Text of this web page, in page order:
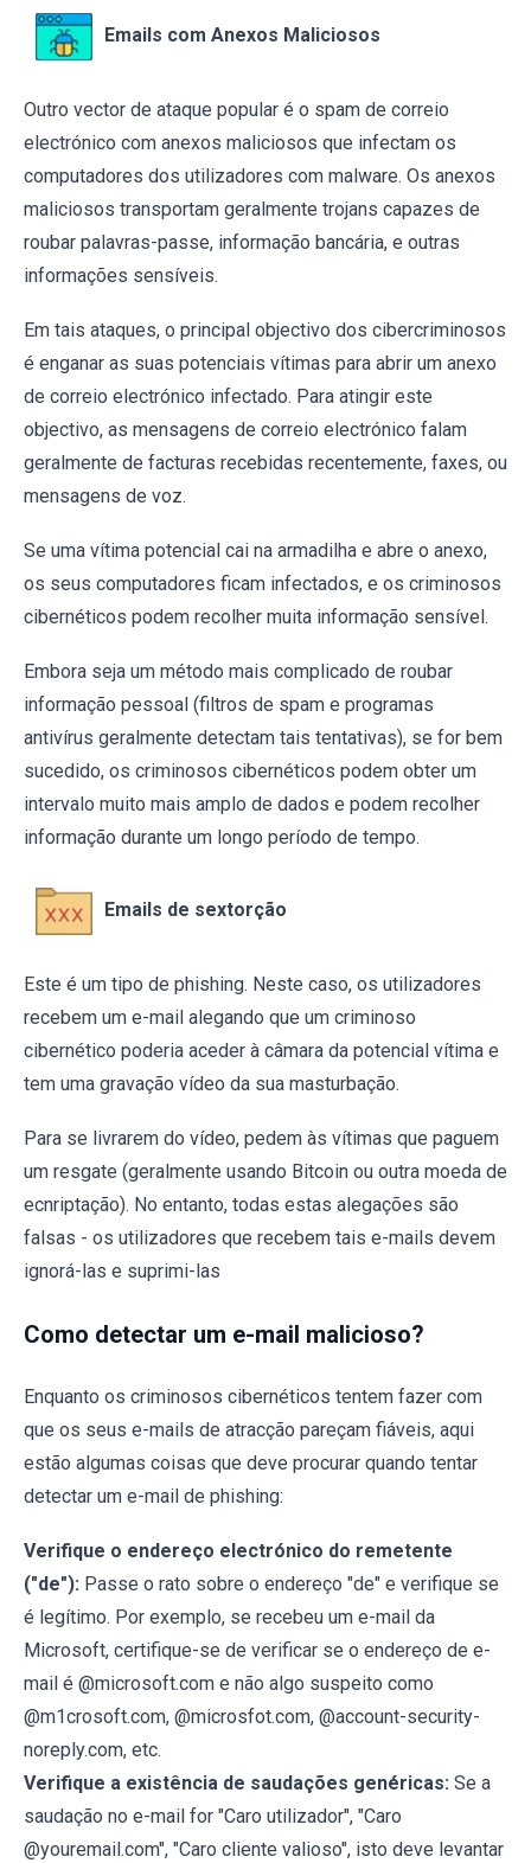
Emails com Anexos Maliciosos
Outro vector de ataque popular é o spam de correio
electrónico com anexos maliciosos que infectam os
computadores dos utilizadores com malware. Os anexos
maliciosos transportam geralmente trojans capazes de
roubar palavras-passe, informação bancária, e outras
informações sensíveis.
Em tais ataques, o principal objectivo dos cibercriminosos
é enganar as suas potenciais vítimas para abrir um anexo
de correio electrónico infectado. Para atingir este
objectivo, as mensagens de correio electrónico falam
geralmente de facturas recebidas recentemente, faxes, ou
mensagens de voz.
Se uma vítima potencial cai na armadilha e abre o anexo,
os seus computadores ficam infectados, e os criminosos
cibernéticos podem recolher muita informação sensível.
Embora seja um método mais complicado de roubar
informação pessoal (filtros de spam e programas
antivírus geralmente detectam tais tentativas), se for bem
sucedido, os criminosos cibernéticos podem obter um
intervalo muito mais amplo de dados e podem recolher
informação durante um longo período de tempo.
Emails de sextorção
Este é um tipo de phishing. Neste caso, os utilizadores
recebem um e-mail alegando que um criminoso
cibernético poderia aceder à câmara da potencial vítima e
tem uma gravação vídeo da sua masturbação.
Para se livrarem do vídeo, pedem às vítimas que paguem
um resgate (geralmente usando Bitcoin ou outra moeda de
ecnriptação). No entanto, todas estas alegações são
falsas - os utilizadores que recebem tais e-mails devem
ignorá-las e suprimi-las
Como detectar um e-mail malicioso?
Enquanto os criminosos cibernéticos tentem fazer com
que os seus e-mails de atracção pareçam fiáveis, aqui
estão algumas coisas que deve procurar quando tentar
detectar um e-mail de phishing:
Verifique o endereço electrónico do remetente
("de"): Passe o rato sobre o endereço "de" e verifique se
é legítimo. Por exemplo, se recebeu um e-mail da
Microsoft, certifique-se de verificar se o endereço de e-
mail é @microsoft.com e não algo suspeito como
@m1crosoft.com, @microsfot.com, @account-security-
noreply.com, etc.
Verifique a existência de saudações genéricas: Se a
saudação no e-mail for "Caro utilizador", "Caro
@youremail.com", "Caro cliente valioso", isto deve levantar